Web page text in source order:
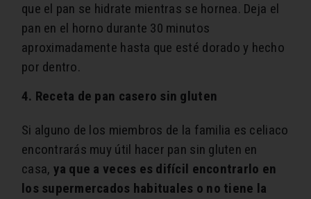
que el pan se hidrate mientras se hornea. Deja el
pan en el horno durante 30 minutos
aproximadamente hasta que esté dorado y hecho
por dentro.
4. Receta de pan casero sin gluten
Si alguno de los miembros de la familia es celiaco
encontrarás muy útil hacer pan sin gluten en
casa, ya que a veces es difícil encontrarlo en
los supermercados habituales o no tiene la